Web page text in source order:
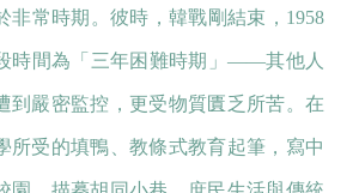
常時期。彼時，韓戰剛結束，1958
時間為「三年困難時期」——其他人
到嚴密監控，更受物質匱乏所苦。在
受的填鴨、教條式教育起筆，寫中